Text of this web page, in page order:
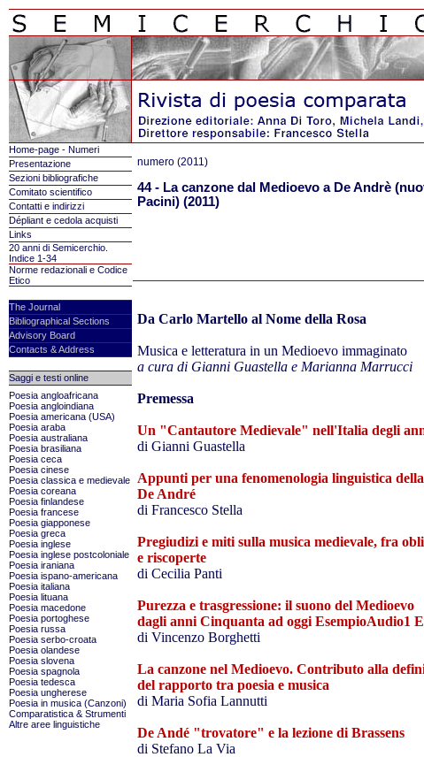
Home-page - Numeri
Presentazione
Sezioni bibliografiche
Comitato scientifico
Contatti e indirizzi
Dépliant e cedola acquisti
Links
20 anni di Semicerchio.
Indice 1-34
Norme redazionali e Codice
Etico
The Journal
Bibliographical Sections
Advisory Board
Contacts & Address
Saggi e testi online
Poesia angloafricana
Poesia angloindiana
Poesia americana (USA)
Poesia araba
Poesia australiana
Poesia brasiliana
Poesia ceca
Poesia cinese
Poesia classica e medievale
Poesia coreana
Poesia finlandese
Poesia francese
Poesia giapponese
Poesia greca
Poesia inglese
Poesia inglese postcoloniale
Poesia iraniana
Poesia ispano-americana
Poesia italiana
Poesia lituana
Poesia macedone
Poesia portoghese
Poesia russa
Poesia serbo-croata
Poesia olandese
Poesia slovena
Poesia spagnola
Poesia tedesca
Poesia ungherese
Poesia in musica (Canzoni)
Comparatistica & Strumenti
Altre aree linguistiche
numero (2011)
44 - La canzone dal Medioevo a De Andrè
Pacini) (2011)
Da Carlo Martello al Nome della Rosa
Musica e letteratura in un Medioevo immaginato
a cura di Gianni Guastella e Marianna Marrucci
Premessa
Un "Cantautore Medievale" nell'Italia degli
di Gianni Guastella
Appunti per una fenomenologia linguistica
De André
di Francesco Stella
Pregiudizi e miti sulla musica medievale, fra
e riscoperte
di Cecilia Panti
Purezza e trasgressione: il suono del Medioevo
dagli anni Cinquanta ad oggi EsempioAudio1
di Vincenzo Borghetti
La canzone nel Medioevo. Contributo alla
del rapporto tra poesia e musica
di Maria Sofia Lannutti
De Andé "trovatore" e la lezione di Brassens
di Stefano La Via